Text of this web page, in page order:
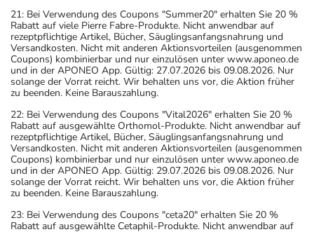
21: Bei Verwendung des Coupons "Summer20" erhalten Sie 20 %
Rabatt auf viele Pierre Fabre-Produkte. Nicht anwendbar auf
rezeptpflichtige Artikel, Bücher, Säuglingsanfangsnahrung und
Versandkosten. Nicht mit anderen Aktionsvorteilen (ausgenommen
Coupons) kombinierbar und nur einzulösen unter www.aponeo.de
und in der APONEO App. Gültig: 27.07.2026 bis 09.08.2026. Nur
solange der Vorrat reicht. Wir behalten uns vor, die Aktion früher
zu beenden. Keine Barauszahlung.
22: Bei Verwendung des Coupons "Vital2026" erhalten Sie 20 %
Rabatt auf ausgewählte Orthomol-Produkte. Nicht anwendbar auf
rezeptpflichtige Artikel, Bücher, Säuglingsanfangsnahrung und
Versandkosten. Nicht mit anderen Aktionsvorteilen (ausgenommen
Coupons) kombinierbar und nur einzulösen unter www.aponeo.de
und in der APONEO App. Gültig: 29.07.2026 bis 09.08.2026. Nur
solange der Vorrat reicht. Wir behalten uns vor, die Aktion früher
zu beenden. Keine Barauszahlung.
23: Bei Verwendung des Coupons "ceta20" erhalten Sie 20 %
Rabatt auf ausgewählte Cetaphil-Produkte. Nicht anwendbar auf